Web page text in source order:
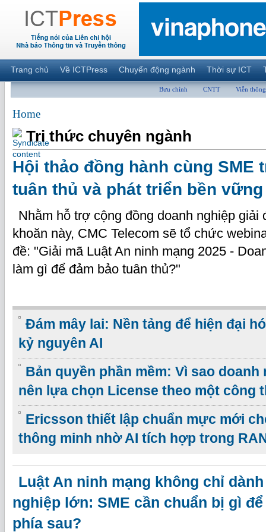
Trang chủ Về ICTPress Chuyển động ngành Thời sự ICT
Bưu chính CNTT Viễn thông
Home
Tri thức chuyên ngành
Hội thảo đồng hành cùng SME
tuân thủ và phát triển bền vững
Nhằm hỗ trợ cộng đồng doanh nghiệp giải
khoăn này, CMC Telecom sẽ tổ chức
đề: "Giải mã Luật An ninh mạng 2025 -
làm gì để đảm bảo tuân thủ?"
Đám mây lai: Nền tảng để hiện đại
kỷ nguyên AI
Bản quyền phần mềm: Vì sao doanh
nên lựa chọn License theo một công
Ericsson thiết lập chuẩn mực mới
thông minh nhờ AI tích hợp trong
Luật An ninh mạng không chỉ
nghiệp lớn: SME cần chuẩn bị gì
phía sau?